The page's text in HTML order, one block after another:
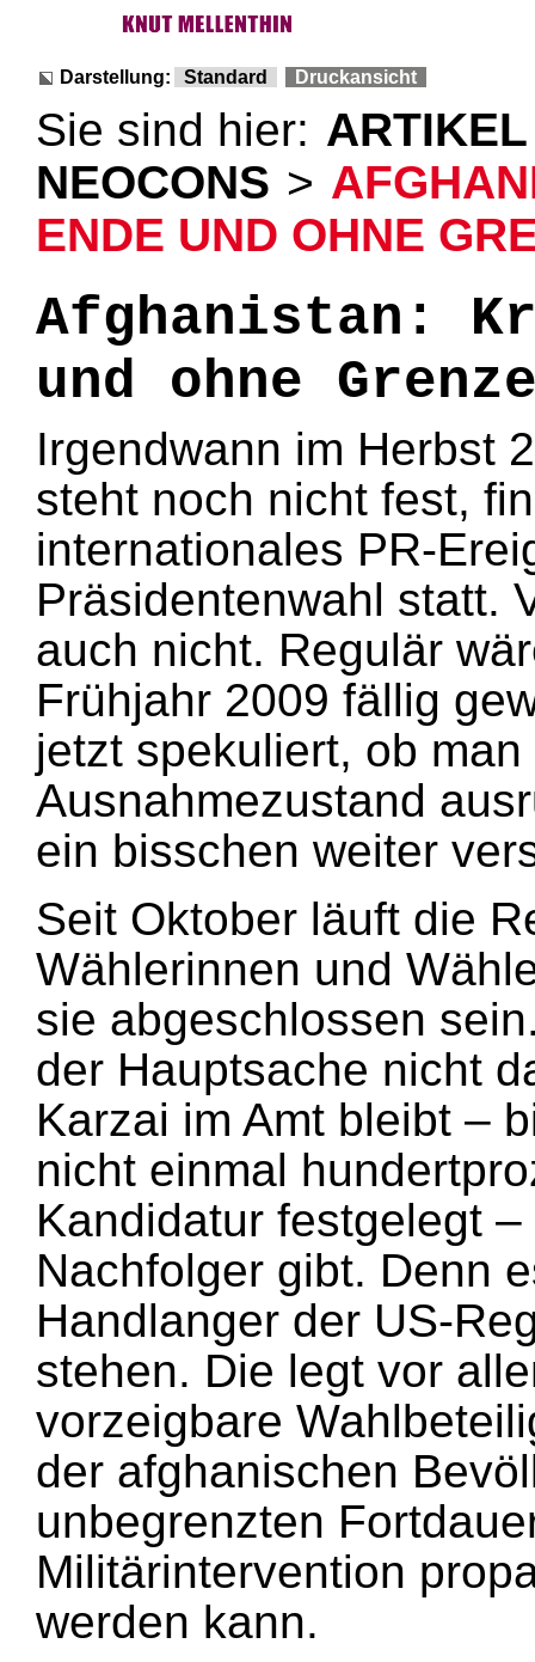
Darstellung: Standard Druckansicht
Sie sind hier: ARTIKEL
NEOCONS >
ENDE UND OHNE
Afghanistan:
und ohne
Irgendwann im Herbst
steht noch nicht fest,
internationales PR-
Präsidentenwahl statt.
auch nicht. Regulär
Frühjahr 2009 fällig
jetzt spekuliert, ob
Ausnahmezustand
ein bisschen weiter
Seit Oktober läuft die
Wählerinnen und
sie abgeschlossen
der Hauptsache nicht
Karzai im Amt bleibt –
nicht einmal
Kandidatur festgelegt
Nachfolger gibt. Denn
Handlanger der US-
stehen. Die legt vor
vorzeigbare
der afghanischen
unbegrenzten
Militärintervention
werden kann.